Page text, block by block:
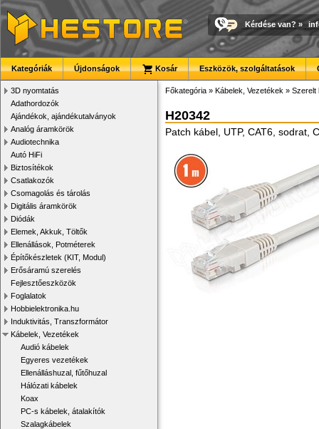
Kérdése van? »
Kategóriák Újdonságok Kosár Eszközök, szolgáltatások
3D nyomtatás
Adathordozók
Ajándékok, ajándékutalványok
Analóg áramkörök
Audiotechnika
Autó HiFi
Biztosítékok
Csatlakozók
Csomagolás és tárolás
Digitális áramkörök
Diódák
Elemek, Akkuk, Töltők
Ellenállások, Potméterek
Építőkészletek (KIT, Modul)
Erősáramú szerelés
Fejlesztőeszközök
Foglalatok
Hobbielektronika.hu
Induktivitás, Transzformátor
Kábelek, Vezetékek
Audió kábelek
Egyeres vezetékek
Ellenálláshuzal, fűtőhuzal
Hálózati kábelek
Koax
PC-s kábelek, átalakítók
Szalagkábelek
Főkategória » Kábelek, Vezetékek » Szerelt
H20342
Patch kábel, UTP, CAT6, sodrat,